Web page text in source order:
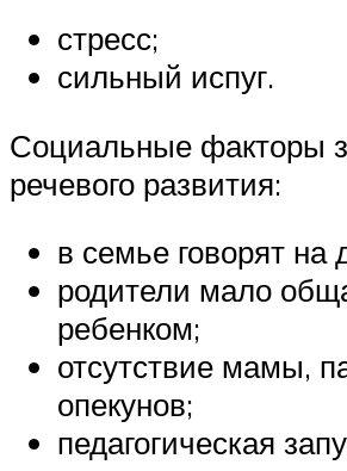
стресс;
сильный испуг.
Социальные факторы
речевого развития:
в семье говорят на
родители мало
ребенком;
отсутствие мамы,
опекунов;
педагогическая